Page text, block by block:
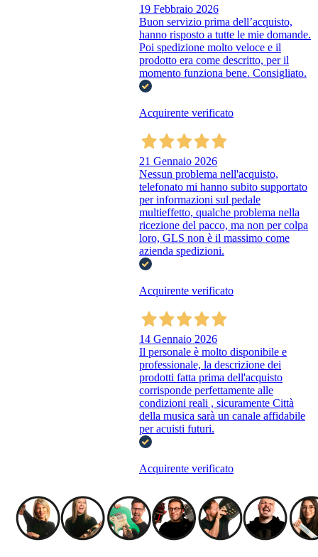
19 Febbraio 2026
Buon servizio prima dell’acquisto,
hanno risposto a tutte le mie domande.
Poi spedizione molto veloce e il
prodotto era come descritto, per il
momento funziona bene. Consigliato.
Acquirente verificato
21 Gennaio 2026
Nessun problema nell'acquisto,
telefonato mi hanno subito supportato
per informazioni sul pedale
multieffetto, qualche problema nella
ricezione del pacco, ma non per colpa
loro, GLS non è il massimo come
azienda spedizioni.
Acquirente verificato
14 Gennaio 2026
Il personale è molto disponibile e
professionale, la descrizione dei
prodotti fatta prima dell'acquisto
corrisponde perfettamente alle
condizioni reali , sicuramente Città
della musica sarà un canale affidabile
per acuisti futuri.
Acquirente verificato